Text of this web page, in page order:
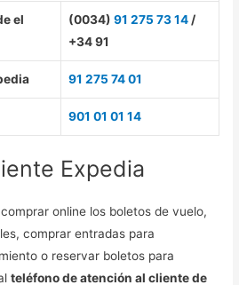
el
(0034)91 275 73 14/
+34 91
91 275 74 01
901 01 01 14
Expedia
online los boletos de vuelo,
comprar entradas para
o reservar boletos para
teléfono de atención al cliente de